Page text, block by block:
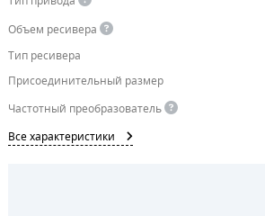
Объем ресивера
Тип ресивера
Присоединительный размер
Частотный преобразователь
Все характеристики